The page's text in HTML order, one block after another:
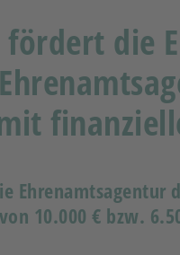
die
Ehrenamtsagentur
10.000 € bzw.